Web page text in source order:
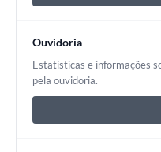
Ouvidoria
Estatísticas e informações
pela ouvidoria.